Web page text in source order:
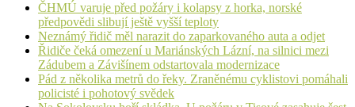
ČHMÚ varuje před požáry i kolapsy z horka, norské
předpovědi slibují ještě vyšší teploty
Neznámý řidič měl narazit do zaparkovaného auta a odjet
Řidiče čeká omezení u Mariánských Lázní, na silnici mezi
Zádubem a Závišínem odstartovala modernizace
Pád z několika metrů do řeky. Zraněnému cyklistovi pomáhali
policisté i pohotový svědek